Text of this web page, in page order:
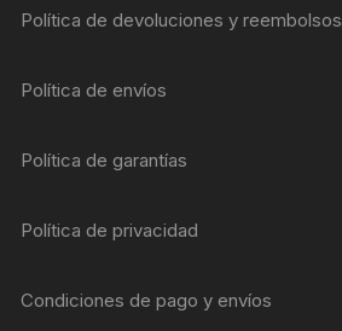
Política de devoluciones y reembolsos
Política de envíos
Política de garantías
Política de privacidad
Condiciones de pago y envíos